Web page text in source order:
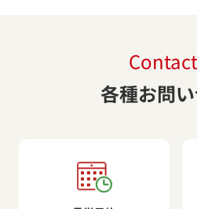
各種お問